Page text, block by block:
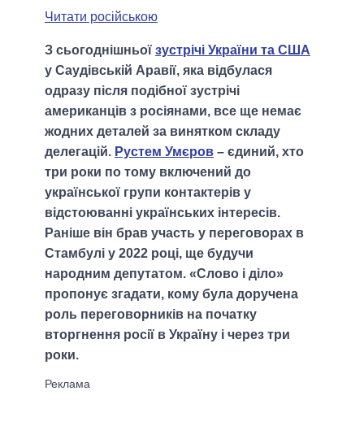
Читати російською
З сьогоднішньої зустрічі України та США
у Саудівській Аравії, яка відбулася
одразу після подібної зустрічі
американців з росіянами, все ще немає
жодних деталей за винятком складу
делегацій. Рустем Умєров – єдиний, хто
три роки по тому включений до
української групи контактерів у
відстоюванні українських інтересів.
Раніше він брав участь у переговорах в
Стамбулі у 2022 році, ще будучи
народним депутатом. «Слово і діло»
пропонує згадати, кому була доручена
роль переговорників на початку
вторгнення росії в Україну і через три
роки.